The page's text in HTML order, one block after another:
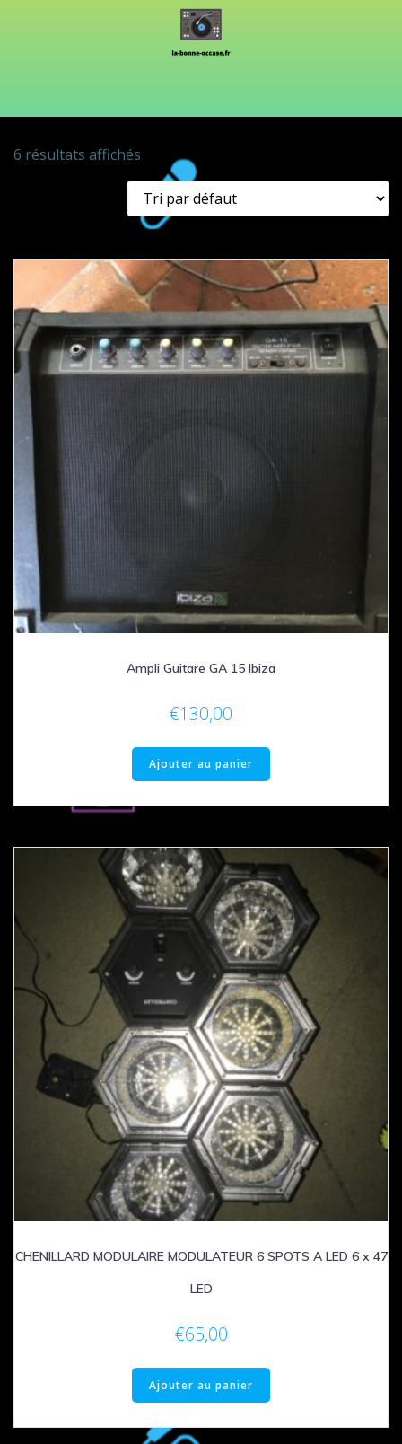
6 résultats affichés
Ampli Guitare GA 15 Ibiza
€130,00
Ajouter au panier
CHENILLARD MODULAIRE MODULATEUR 6 SPOTS A LED 6 x 47
LED
€65,00
Ajouter au panier